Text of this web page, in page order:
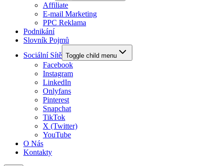
Affiliate
E-mail Marketing
PPC Reklama
Podnikání
Slovník Pojmů
Sociální Sítě Toggle child menu
Facebook
Instagram
LinkedIn
Onlyfans
Pinterest
Snapchat
TikTok
X (Twitter)
YouTube
O Nás
Kontakty